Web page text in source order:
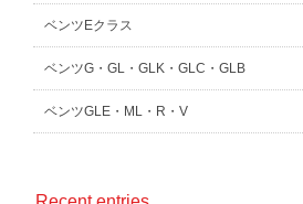
ベンツEクラス
ベンツG・GL・GLK・GLC・GLB
ベンツGLE・ML・R・V